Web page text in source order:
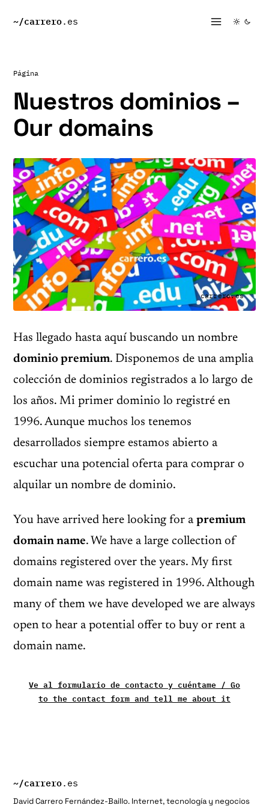
~/carrero.es
Página
Nuestros dominios –
Our domains
carrero.es
Has llegado hasta aquí buscando un nombre
dominio premium. Disponemos de una amplia
colección de dominios registrados a lo largo de
los años. Mi primer dominio lo registré en
1996. Aunque muchos los tenemos
desarrollados siempre estamos abierto a
escuchar una potencial oferta para comprar o
alquilar un nombre de dominio.
You have arrived here looking for a premium
domain name. We have a large collection of
domains registered over the years. My first
domain name was registered in 1996. Although
many of them we have developed we are always
open to hear a potential offer to buy or rent a
domain name.
Ve al formulario de contacto y cuéntame / Go
to the contact form and tell me about it
~/carrero.es
David Carrero Fernández-Baillo. Internet, tecnología y negocios